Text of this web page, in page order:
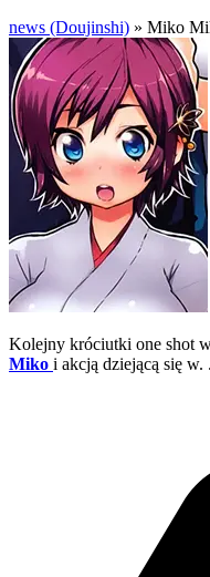
news (Doujinshi) » Miko
Kolejny króciutki one shot
Miko i akcją dziejącą się w.